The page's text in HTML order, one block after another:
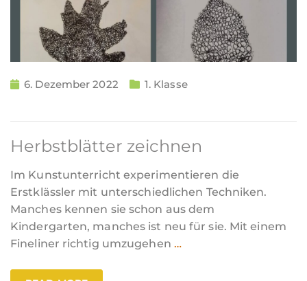
6. Dezember 2022 1. Klasse
Herbstblätter zeichnen
Im Kunstunterricht experimentieren die
Erstklässler mit unterschiedlichen Techniken.
Manches kennen sie schon aus dem
Kindergarten, manches ist neu für sie. Mit einem
Fineliner richtig umzugehen …